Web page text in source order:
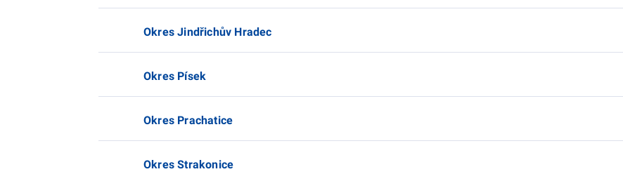
Okres Jindřichův Hradec
Okres Písek
Okres Prachatice
Okres Strakonice